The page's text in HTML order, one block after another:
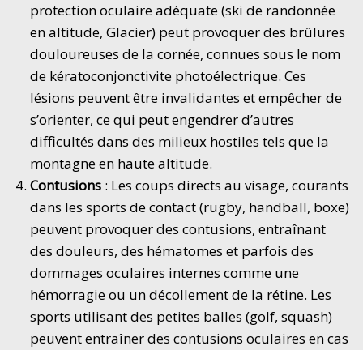
protection oculaire adéquate (ski de randonnée
en altitude, Glacier) peut provoquer des brûlures
douloureuses de la cornée, connues sous le nom
de kératoconjonctivite photoélectrique. Ces
lésions peuvent être invalidantes et empêcher de
s’orienter, ce qui peut engendrer d’autres
difficultés dans des milieux hostiles tels que la
montagne en haute altitude.
Contusions : Les coups directs au visage, courants
dans les sports de contact (rugby, handball, boxe)
peuvent provoquer des contusions, entraînant
des douleurs, des hématomes et parfois des
dommages oculaires internes comme une
hémorragie ou un décollement de la rétine. Les
sports utilisant des petites balles (golf, squash)
peuvent entraîner des contusions oculaires en cas